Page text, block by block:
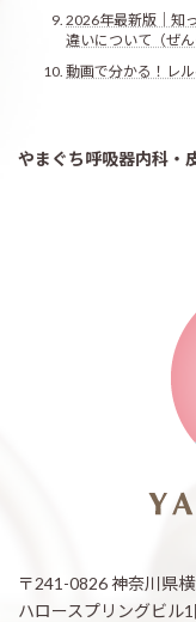
2026年最新版｜知
違いについて（ぜん
動画で分かる！レ
やまぐち呼吸器内科・
〒241-0826 神奈川県
ハロースプリングビル